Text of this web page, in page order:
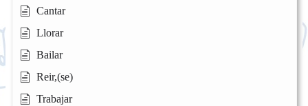
Cantar
Llorar
Bailar
Reir,(se)
Trabajar